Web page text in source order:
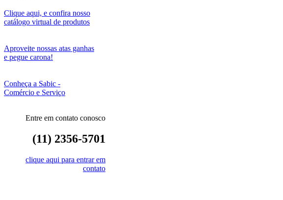
Clique aqui, e confira nosso
catálogo virtual de produtos
Aproveite nossas atas ganhas
e pegue carona!
Conheça a Sabic -
Comércio e Serviço
Entre em contato conosco
(11) 2356-5701
clique aqui para entrar em
contato